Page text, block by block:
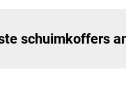
schuimkoffers